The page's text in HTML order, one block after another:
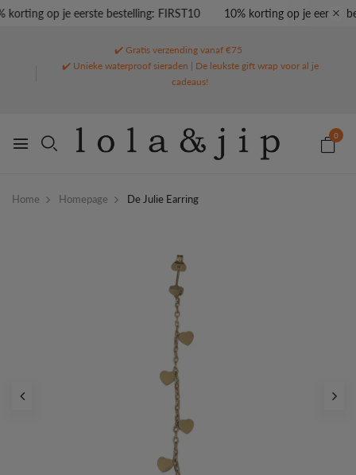
korting op je eerste bestelling: FIRST10 10% korting op je eerste
✔️ Gratis verzending vanaf €75
✔️ Unieke waterproof sieraden | De leukste gift wrap voor al je
cadeaus!
0
Home Homepage De Julie Earring